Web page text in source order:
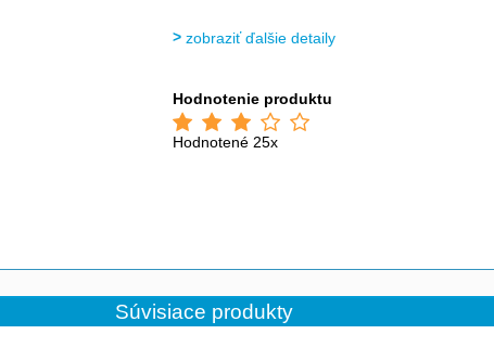
zobraziť ďalšie detaily
Hodnotenie produktu
Hodnotené 25x
Súvisiace produkty